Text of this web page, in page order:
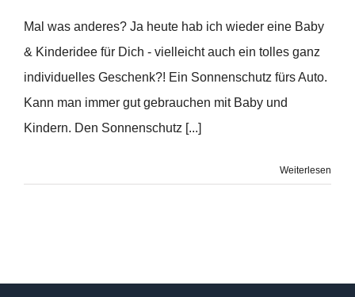
Mal was anderes? Ja heute hab ich wieder eine Baby
& Kinderidee für Dich - vielleicht auch ein tolles ganz
individuelles Geschenk?! Ein Sonnenschutz fürs Auto.
Kann man immer gut gebrauchen mit Baby und
Kindern. Den Sonnenschutz [...]
Weiterlesen